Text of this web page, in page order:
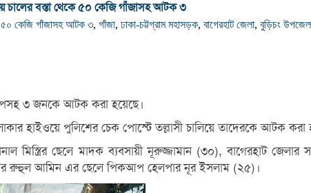
চালের বস্তা থেকে ৫০ কেজি গাঁজাসহ আটক ৩
৫০ কেজি গাঁজাসহ আটক ৩, গাঁজা, ঢাকা-চট্টগ্রাম মহাসড়ক, বাগেরহাট জেলা, বুড়িচং
৩ জনকে আটক করা হয়েছে।
হাইওয়ে পুলিশের চেক পোস্টে তল্লাসী চালিয়ে তাদেরকে আটক করা
ছেলে মাদক ব্যবসায়ী নূরুজ্জামান (৩০), বাগেরহাট জেলার
রুহুল আমিন এর ছেলে পিকআপ হেলপার নূর ইসলাম (২৫)।